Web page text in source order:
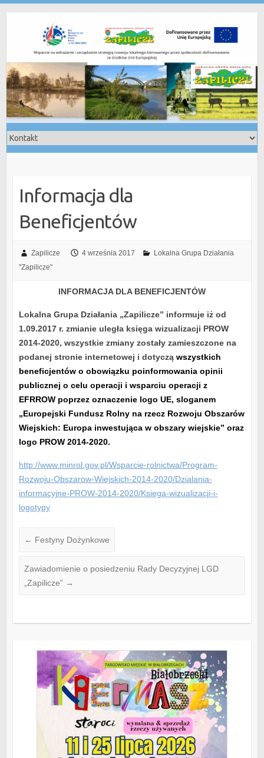
Informacja dla
Beneficjentów
Zapilicze 4 września 2017
Lokalna Grupa Działania
"Zapilicze"
INFORMACJA DLA BENEFICJENTÓW
Lokalna Grupa Działania „Zapilicze” informuje iż od
1.09.2017 r. zmianie uległa księga wizualizacji PROW
2014-2020, wszystkie zmiany zostały zamieszczone na
podanej stronie internetowej i dotyczą wszystkich
beneficjentów o obowiązku poinformowania opinii
publicznej o celu operacji i wsparciu operacji z
EFRROW poprzez oznaczenie logo UE, sloganem
„Europejski Fundusz Rolny na rzecz Rozwoju Obszarów
Wiejskich: Europa inwestująca w obszary wiejskie” oraz
logo PROW 2014-2020.
http://www.minrol.gov.pl/Wsparcie-rolnictwa/Program-
Rozwoju-Obszarow-Wiejskich-2014-2020/Dzialania-
informacyjne-PROW-2014-2020/Ksiega-wizualizacji-i-
logotypy
← Festyny Dożynkowe
Zawiadomienie o posiedzeniu Rady Decyzyjnej LGD
„Zapilicze” →